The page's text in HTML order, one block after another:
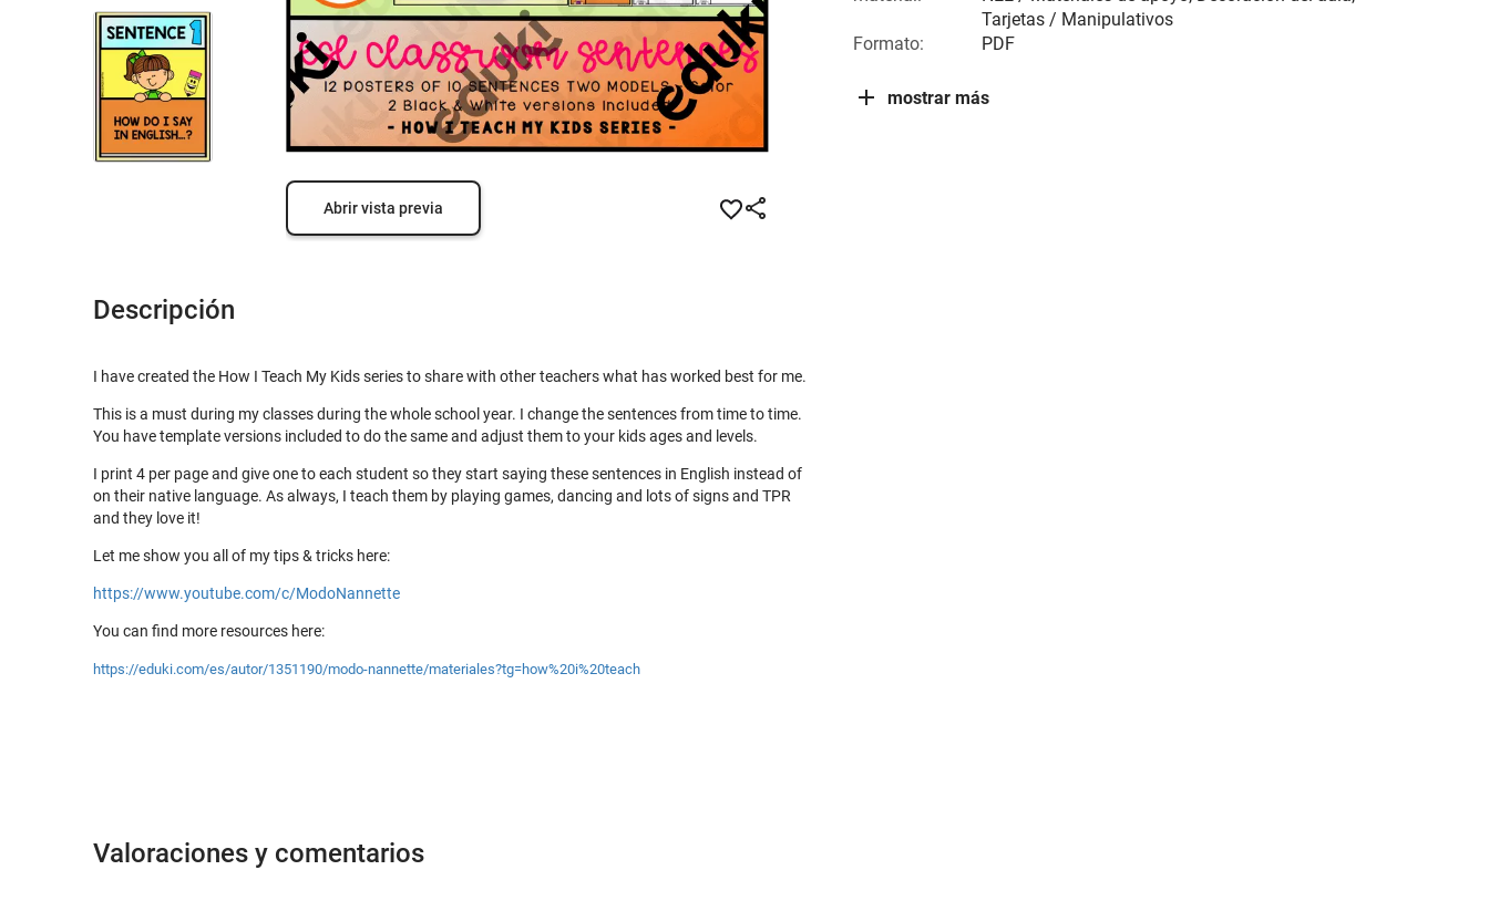
Abrir vista previa
Descripción
I have created the How I Teach My Kids series to share with other teachers what has worked best for me.
This is a must during my classes during the whole school year. I change the sentences from time to time.
You have template versions included to do the same and adjust them to your kids ages and levels.
I print 4 per page and give one to each student so they start saying these sentences in English instead of
on their native language. As always, I teach them by playing games, dancing and lots of signs and TPR
and they love it!
Let me show you all of my tips & tricks here:
https://www.youtube.com/c/ModoNannette
You can find more resources here:
https://eduki.com/es/autor/1351190/modo-nannette/materiales?tg=how%20i%20teach
Tarjetas / Manipulativos
Formato:
PDF
mostrar más
Valoraciones y comentarios